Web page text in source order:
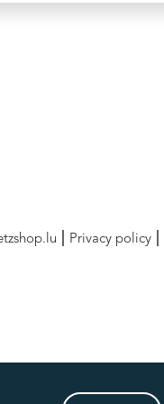
Privacy policy